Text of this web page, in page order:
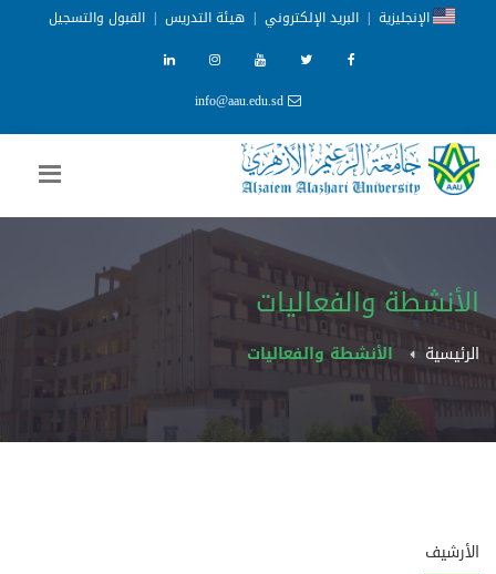
الإنجليزية | البريد الإلكتروني | هيئة التدريس | القبول والتسجيل
الأنشطة والفعاليات
الرئيسية الأنشطة والفعاليات
الأرشيف